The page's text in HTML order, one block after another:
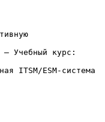
Учебный курс:
ITSM/ESM-система